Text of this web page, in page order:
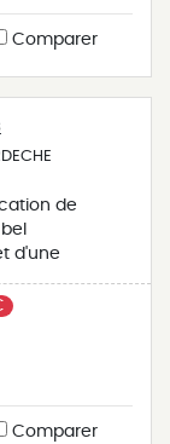
Comparer
de
d'une
de bateaux ,
ainsi
à
voir
Comparer